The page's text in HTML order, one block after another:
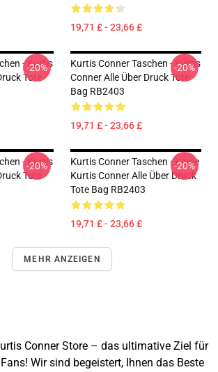
19,71 £ - 23,66 £
- Kurtis
Tote
-20%
Kurtis Conner Taschen - Kurtis
Conner Alle Über Druck Tote
Bag RB2403
19,71 £ - 23,66 £
-20%
- Kurtis
Tote
-20%
Kurtis Conner Taschen - Kopie
Kurtis Conner Alle Über Druck
Tote Bag RB2403
19,71 £ - 23,66 £
-20%
MEHR ANZEIGEN
Conner Store – das ultimative Ziel für
Wir sind begeistert, Ihnen das Beste